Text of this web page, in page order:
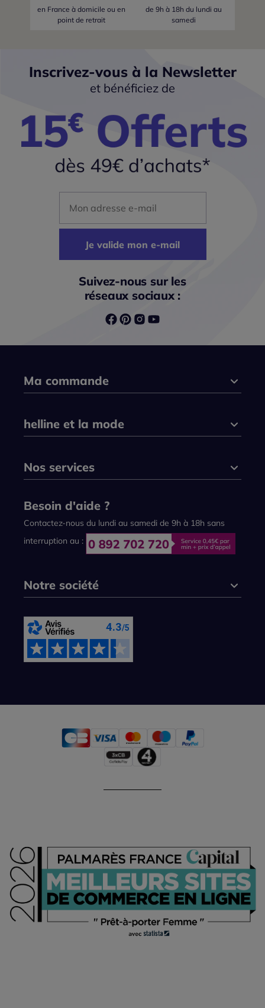
en France à domicile ou en
point de retrait
de 9h à 18h du lundi au
samedi
Inscrivez-vous à la Newsletter
et bénéficiez de
Je valide mon e-mail
Suivez-nous sur les
réseaux sociaux :
Ma commande
helline et la mode
Nos services
Besoin d'aide ?
Contactez-nous du lundi au samedi de 9h à 18h sans
interruption au :
Notre société